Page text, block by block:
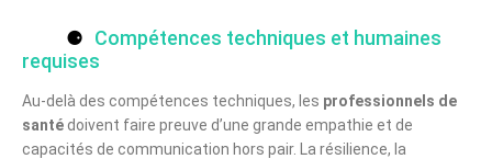
Compétences techniques et humaines
requises
Au-delà des compétences techniques, les professionnels de
santé doivent faire preuve d’une grande empathie et de
capacités de communication hors pair. La résilience, la